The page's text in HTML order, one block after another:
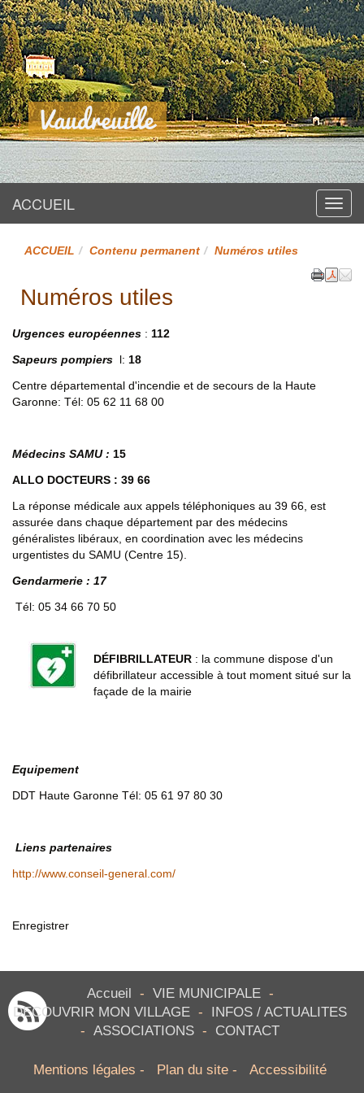
Vaudreuille
Site officiel
Menu
ACCUEIL
ACCUEIL Contenu permanent Numéros utiles
Numéros utiles
Urgences européennes : 112
Sapeurs pompiers l: 18
Centre départemental d'incendie et de secours de la Haute
Garonne: Tél: 05 62 11 68 00
Médecins SAMU : 15
ALLO DOCTEURS : 39 66
La réponse médicale aux appels téléphoniques au 39 66, est
assurée dans chaque département par des médecins
généralistes libéraux, en coordination avec les médecins
urgentistes du SAMU (Centre 15).
Gendarmerie : 17
Tél: 05 34 66 70 50
DÉFIBRILLATEUR : la commune dispose d'un
défibrillateur accessible à tout moment situé sur la
façade de la mairie
Equipement
DDT Haute Garonne Tél: 05 61 97 80 30
Liens partenaires
http://www.conseil-general.com/
Enregistrer
Accueil - VIE MUNICIPALE -
DECOUVRIR MON VILLAGE -
INFOS / ACTUALITES
- ASSOCIATIONS - CONTACT
Mentions légales - Plan du site - Accessibilité